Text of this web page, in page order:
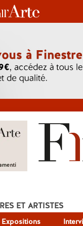
Expositions
ET ARTISTES